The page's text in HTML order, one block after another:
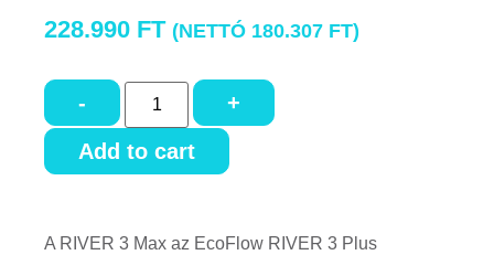
228.990 FT (NETTÓ 180.307 FT)
-
+
Add to cart
A RIVER 3 Max az EcoFlow RIVER 3 Plus